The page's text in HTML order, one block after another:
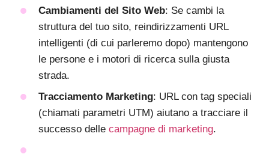
Cambiamenti del Sito Web: Se cambi la
struttura del tuo sito, reindirizzamenti URL
intelligenti (di cui parleremo dopo) mantengono
le persone e i motori di ricerca sulla giusta
strada.
Tracciamento Marketing: URL con tag speciali
(chiamati parametri UTM) aiutano a tracciare il
successo delle campagne di marketing.